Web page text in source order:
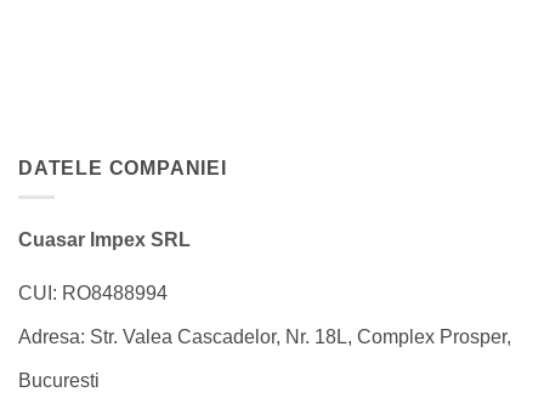
DATELE COMPANIEI
Cuasar Impex SRL
CUI: RO8488994
Adresa: Str. Valea Cascadelor, Nr. 18L, Complex Prosper,
Bucuresti